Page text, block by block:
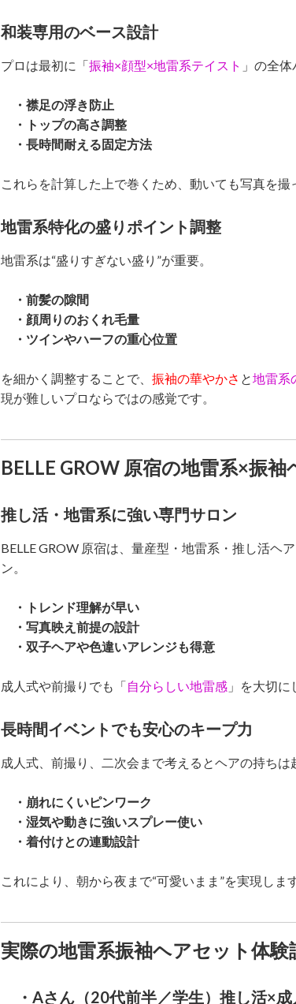
和装専用のベース設計
プロは最初に「振袖×顔型×地雷系テイスト 」の全
・襟足の浮き防止
・トップの高さ調整
・長時間耐える固定方法
これらを計算した上で巻くため、動いても写真を撮
地雷系特化の盛りポイント調整
地雷系は“盛りすぎない盛り”が重要。
・前髪の隙間
・顔周りのおくれ毛量
・ツインやハーフの重心位置
を細かく調整することで、 振袖の華やかさ と地雷系
現が難しいプロならではの感覚です。
BELLE GROW 原宿の地雷系×振
推し活・地雷系に強い専門サロン
BELLE GROW 原宿は、量産型・地雷系・推し活ヘ
ン。
・トレンド理解が早い
・写真映え前提の設計
・双子ヘアや色違いアレンジも得意
成人式や前撮りでも「自分らしい地雷感 」を大切に
長時間イベントでも安心のキープ力
成人式、前撮り、二次会まで考えるとヘアの持ちは
・崩れにくいピンワーク
・湿気や動きに強いスプレー使い
・着付けとの連動設計
これにより、朝から夜まで“可愛いまま”を実現します
実際の地雷系振袖ヘアセット体験
・Aさん（20代前半／学生）推し活×成